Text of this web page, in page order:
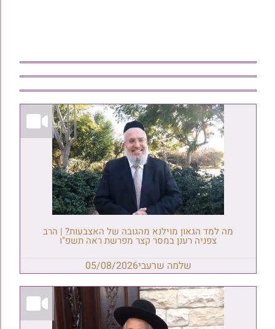
מה למד הגאון מוילנא מהגובה של האצבעות? | הרב
צפניה רענן במסר קצר מפרשת ראה תשפ"ו
שלמה שרעבי05/08/2026